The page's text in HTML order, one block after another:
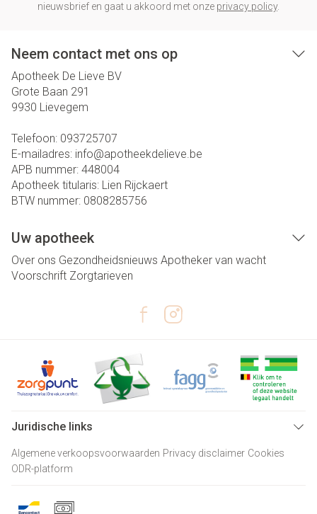
nieuwsbrief en gaat u akkoord met onze privacy policy.
Neem contact met ons op
Apotheek De Lieve BV
Grote Baan 291
9930 Lievegem
Telefoon: 093725707
E-mailadres: info@apotheekdelieve.be
APB nummer: 448004
Apotheek titularis: Lien Rijckaert
BTW nummer: 0808285756
Uw apotheek
Over ons Gezondheidsnieuws Apotheker van wacht
Voorschrift Zorgtarieven
Juridische links
Algemene verkoopsvoorwaarden Privacy disclaimer Cookies
ODR-platform